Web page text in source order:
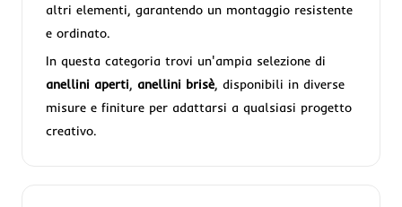
altri elementi, garantendo un montaggio resistente
e ordinato.
In questa categoria trovi un'ampia selezione di
anellini aperti, anellini brisè, disponibili in diverse
misure e finiture per adattarsi a qualsiasi progetto
creativo.